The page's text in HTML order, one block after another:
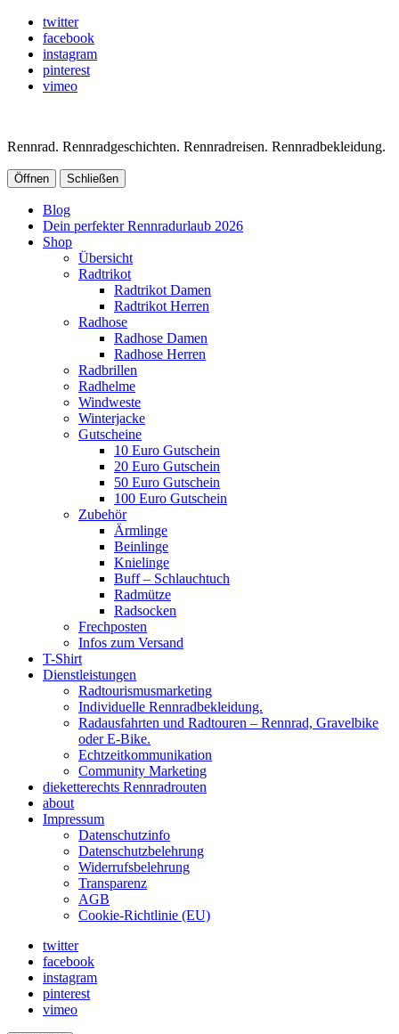
twitter
facebook
instagram
pinterest
vimeo
Rennrad. Rennradgeschichten. Rennradreisen. Rennradbekleidung.
Öffnen Schließen
Blog
Dein perfekter Rennradurlaub 2026
Shop
Übersicht
Radtrikot
Radtrikot Damen
Radtrikot Herren
Radhose
Radhose Damen
Radhose Herren
Radbrillen
Radhelme
Windweste
Winterjacke
Gutscheine
10 Euro Gutschein
20 Euro Gutschein
50 Euro Gutschein
100 Euro Gutschein
Zubehör
Ärmlinge
Beinlinge
Knielinge
Buff – Schlauchtuch
Radmütze
Radsocken
Frechposten
Infos zum Versand
T-Shirt
Dienstleistungen
Radtourismusmarketing
Individuelle Rennradbekleidung.
Radausfahrten und Radtouren – Rennrad, Gravelbike
oder E-Bike.
Echtzeitkommunikation
Community Marketing
dieketterechts Rennradrouten
about
Impressum
Datenschutzinfo
Datenschutzbelehrung
Widerrufsbelehrung
Transparenz
AGB
Cookie-Richtlinie (EU)
twitter
facebook
instagram
pinterest
vimeo